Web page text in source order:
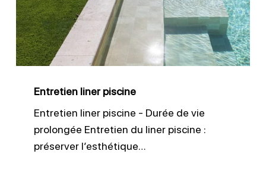
Entretien liner piscine
Entretien liner piscine - Durée de vie
prolongée Entretien du liner piscine :
préserver l’esthétique…